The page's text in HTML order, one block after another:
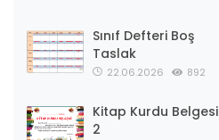
Sınıf Defteri Boş
Taslak
22.06.2026 892
Kitap Kurdu Belgesi
2